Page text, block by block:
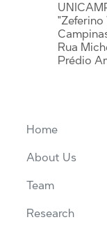
"Zeferino
Rua
Prédio
Home
About Us
Team
Research